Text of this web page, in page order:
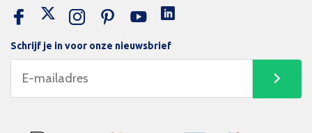
Schrijf je in voor onze nieuwsbrief